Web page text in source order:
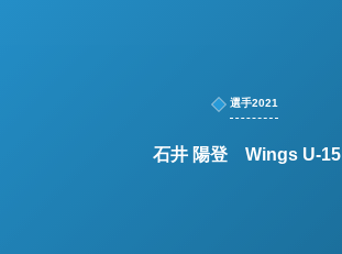
選手2021
石井 陽登 Wings U-15